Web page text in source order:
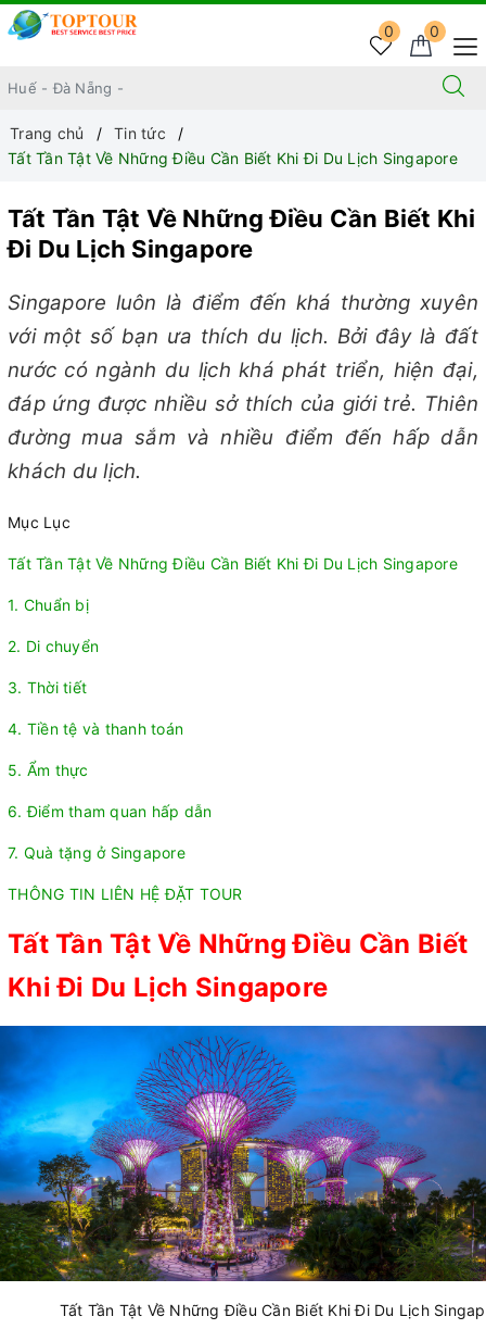
0
0
Trang chủ
Tin tức
Tất Tần Tật Về Những Điều Cần Biết Khi Đi Du Lịch Singapore
Tất Tần Tật Về Những Điều Cần Biết Khi
Đi Du Lịch Singapore
Singapore luôn là điểm đến khá thường xuyên
với một số bạn ưa thích du lịch. Bởi đây là đất
nước có ngành du lịch khá phát triển, hiện đại,
đáp ứng được nhiều sở thích của giới trẻ. Thiên
đường mua sắm và nhiều điểm đến hấp dẫn
khách du lịch.
Mục Lục
Tất Tần Tật Về Những Điều Cần Biết Khi Đi Du Lịch Singapore
1. Chuẩn bị
2. Di chuyển
3. Thời tiết
4. Tiền tệ và thanh toán
5. Ẩm thực
6. Điểm tham quan hấp dẫn
7. Quà tặng ở Singapore
THÔNG TIN LIÊN HỆ ĐẶT TOUR
Tất Tần Tật Về Những Điều Cần Biết
Khi Đi Du Lịch Singapore
Tất Tần Tật Về Những Điều Cần Biết Khi Đi Du Lịch